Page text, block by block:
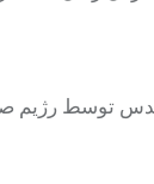
توسط رژیم